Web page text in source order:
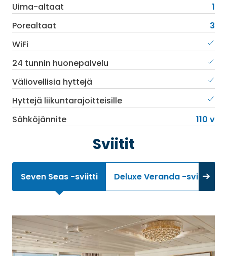
Uima-altaat
1
Porealtaat
3
WiFi
24 tunnin huonepalvelu
Väliovellisia hyttejä
Hyttejä liikuntarajoitteisille
Sähköjännite
110 v
Sviitit
Seven Seas -sviitti Deluxe Veranda -sviitti